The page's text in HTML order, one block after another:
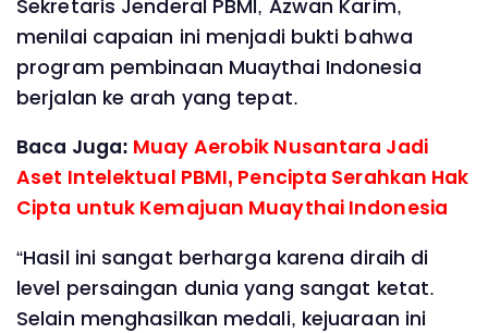
Sekretaris Jenderal PBMI, Azwan Karim,
menilai capaian ini menjadi bukti bahwa
program pembinaan Muaythai Indonesia
berjalan ke arah yang tepat.
Baca Juga: Muay Aerobik Nusantara Jadi
Aset Intelektual PBMI, Pencipta Serahkan Hak
Cipta untuk Kemajuan Muaythai Indonesia
“Hasil ini sangat berharga karena diraih di
level persaingan dunia yang sangat ketat.
Selain menghasilkan medali, kejuaraan ini